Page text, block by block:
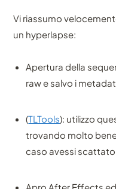
Vi riassumo
un hyperlapse:
Apertura della
raw e salvo i
(TLTools): utilizzo
trovando molto
caso avessi